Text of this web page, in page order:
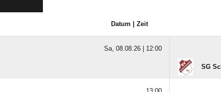
Datum | Zeit
Sa, 08.08.26 | 12:00
SG